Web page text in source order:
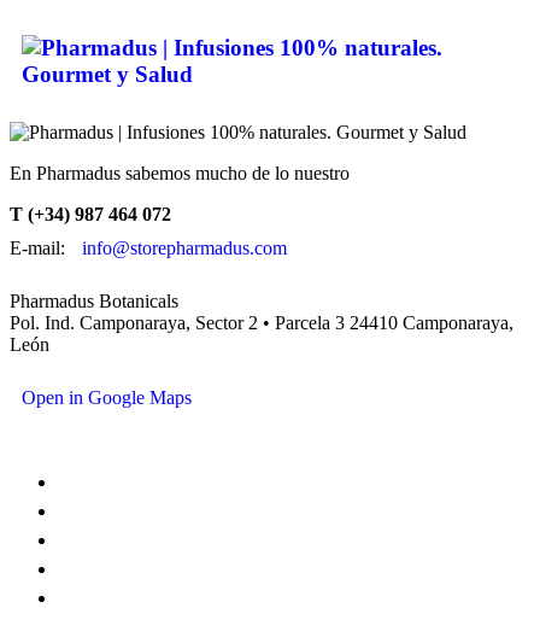
En Pharmadus sabemos mucho de lo nuestro
T (+34) 987 464 072
E-mail:
info@storepharmadus.com
Pharmadus Botanicals
Pol. Ind. Camponaraya, Sector 2 • Parcela 3 24410 Camponaraya,
León
Open in Google Maps